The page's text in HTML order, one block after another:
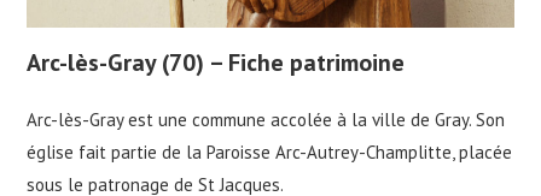
Arc-lès-Gray (70) – Fiche patrimoine
Arc-lès-Gray est une commune accolée à la ville de Gray. Son
église fait partie de la Paroisse Arc-Autrey-Champlitte, placée
sous le patronage de St Jacques.